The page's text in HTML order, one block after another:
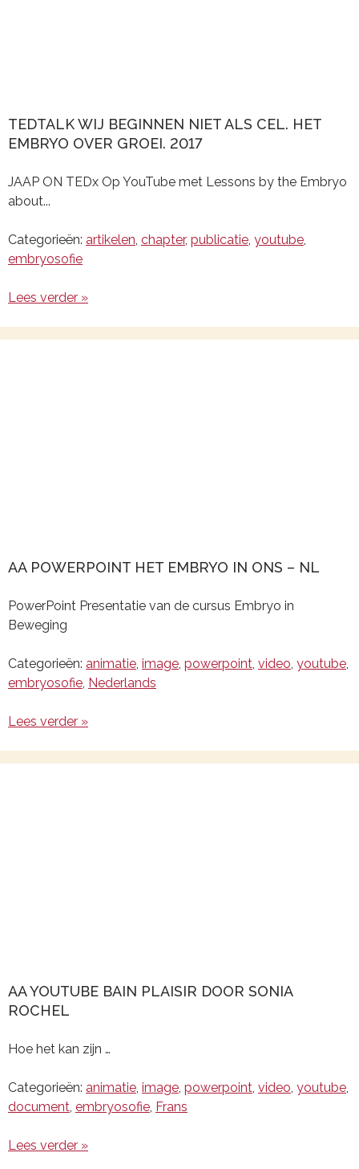
TEDTALK WIJ BEGINNEN NIET ALS CEL. HET
EMBRYO OVER GROEI. 2017
JAAP ON TEDx Op YouTube met Lessons by the Embryo
about...
Categorieën: artikelen, chapter, publicatie, youtube,
embryosofie
Lees verder »
AA POWERPOINT HET EMBRYO IN ONS – NL
PowerPoint Presentatie van de cursus Embryo in
Beweging
Categorieën: animatie, image, powerpoint, video, youtube,
embryosofie, Nederlands
Lees verder »
AA YOUTUBE BAIN PLAISIR DOOR SONIA
ROCHEL
Hoe het kan zijn …
Categorieën: animatie, image, powerpoint, video, youtube,
document, embryosofie, Frans
Lees verder »